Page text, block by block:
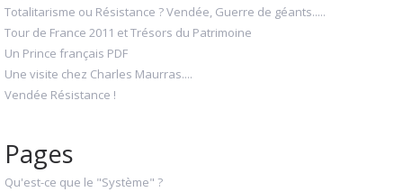
Totalitarisme ou Résistance ? Vendée, Guerre de géants.....
Tour de France 2011 et Trésors du Patrimoine
Un Prince français PDF
Une visite chez Charles Maurras....
Vendée Résistance !
Pages
Qu'est-ce que le "Système" ?